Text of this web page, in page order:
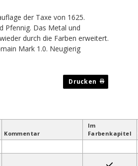
der Taxe von 1625.
Pfennig. Das Metal und
durch die Farben erweitert.
Mark 1.0. Neugierig
Kommentar
Im
Farben­kapitel